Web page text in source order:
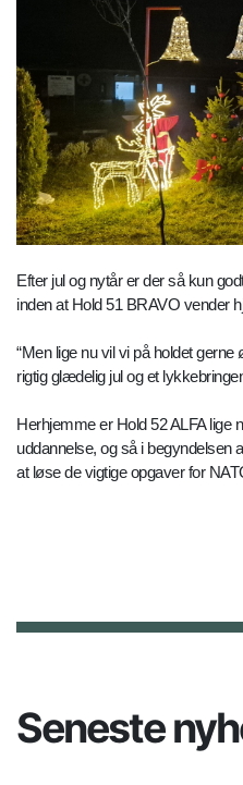
Efter jul og nytår er der så kun
inden at Hold 51 BRAVO vender
“Men lige nu vil vi på holdet
rigtig glædelig jul og et
Herhjemme er Hold 52 ALFA lige
uddannelse, og så i begyndelsen
at løse de vigtige opgaver for
Seneste